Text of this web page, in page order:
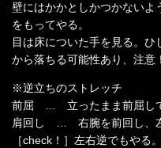
壁にはかかとしかつかないよ
をもってやる。
目は床についた手を見る。
から落ちる可能性あり、注意！
※逆立ちのストレッチ
前屈 … 立ったまま前屈して
肩回し … 右腕を前回し、左
［check！］左右逆でもやる